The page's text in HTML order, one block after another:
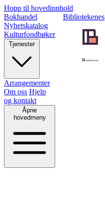
Hopp til hovedinnhold
Bibliotekenes
Bokhandel
Nyhetskatalog
Kulturfondbøker
Tjenester
Arrangementer
Om oss Hjelp
og kontakt
Åpne
hovedmeny